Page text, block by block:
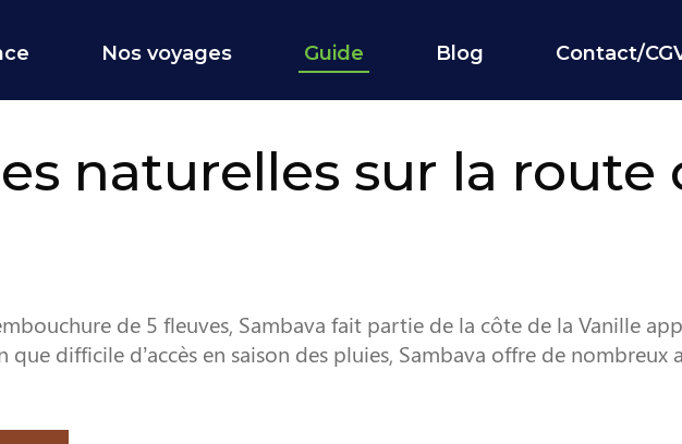
Nos voyages Guide Blog Contact/
naturelles sur la route
de 5 fleuves, Sambava fait partie de la côte de la Vanille
que difficile d’accès en saison des pluies, Sambava offre de